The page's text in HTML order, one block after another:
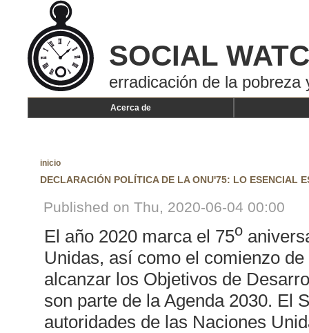
SOCIAL
erradicación de la pobreza
Acerca de
inicio
DECLARACIÓN POLÍTICA DE LA ONU'75: LO ESENCIAL
Published on Thu, 2020-06-04 00:00
El año 2020 marca el 75o
Unidas, así como el comienzo
alcanzar los Objetivos de
son parte de la Agenda 2030. El
autoridades de las Naciones